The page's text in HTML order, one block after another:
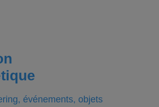
événements, objets